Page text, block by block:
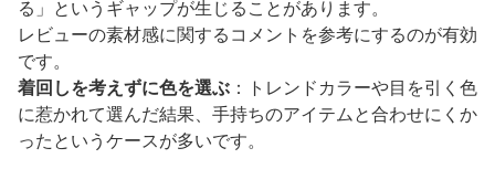
る」というギャップが生じることがあります。
レビューの素材感に関するコメントを参考にするのが有効
です。
着回しを考えずに色を選ぶ ：トレンドカラーや目を引く色
に惹かれて選んだ結果、手持ちのアイテムと合わせにくか
ったというケースが多いです。